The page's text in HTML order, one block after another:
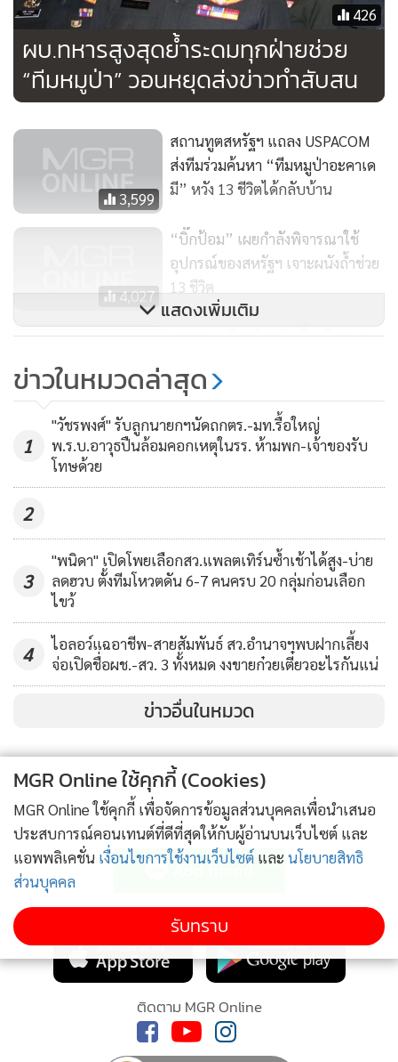
426
ผบ.ทหารสูงสุดย้ำระดมทุกฝ่ายช่วย
“ทีมหมูป่า” วอนหยุดส่งข่าวทำสับสน
3,599
สถานทูตสหรัฐฯ แถลง USPACOM
ส่งทีมร่วมค้นหา “ทีมหมูป่าอะคาเด
มี” หวัง 13 ชีวิตได้กลับบ้าน
4,027
“บิ๊กป้อม” เผยกำลังพิจารณาใช้
อุปกรณ์ของสหรัฐฯ เจาะผนังถ้ำช่วย
13 ชีวิต
4,428
นายกฯ เตรียมบินด่วนขึ้นเชียงราย
ผู้ปกครอง-เจ้าหน้าที่
แสดงเพิ่มเติม
ข่าวในหมวดล่าสุด
1
"วัชรพงศ์" รับลูกนายกฯนัดถกตร.-มท.รื้อใหญ่
พ.ร.บ.อาวุธปืนล้อมคอกเหตุในรร. ห้ามพก-เจ้าของรับ
โทษด้วย
2
3
"พนิดา" เปิดโพยเลือกสว.แพลตเทิร์นซ้ำเช้าได้สูง-บ่าย
ลดฮวบ ตั้งทีมโหวตดัน 6-7 คนครบ 20 กลุ่มก่อนเลือก
ไขว้
4
ไอลอว์แฉอาชีพ-สายสัมพันธ์ สว.อำนาจฯพบฝากเลี้ยง
จ่อเปิดชื่อผช.-สว. 3 ทั้งหมด งงขายก๋วยเตี๋ยวอะไรกันแน่
ข่าวอื่นในหมวด
ติดตามข่าวสารผ่านทาง LINE
MGR Online Application
ติดตาม MGR Online
MGR Online ใช้คุกกี้ (Cookies)
MGR Online ใช้คุกกี้ เพื่อจัดการข้อมูลส่วนบุคคลเพื่อนำเสนอ
ประสบการณ์คอนเทนต์ที่ดีที่สุดให้กับผู้อ่านบนเว็บไซต์ และ
แอพพลิเคชั่น เงื่อนไขการใช้งานเว็บไซต์ และ นโยบายสิทธิ
ส่วนบุคคล
รับทราบ